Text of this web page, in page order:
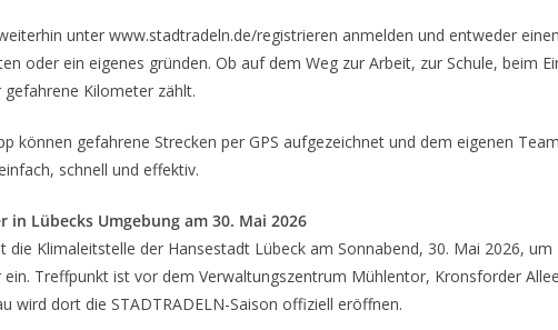
unter www.stadtradeln.de/registrieren anmelden und entweder
oder ein eigenes gründen. Ob auf dem Weg zur Arbeit, zur Schule, beim
Kilometer zählt.
können gefahrene Strecken per GPS aufgezeichnet und dem eigenen
schnell und effektiv.
Lübecks Umgebung am 30. Mai 2026
Klimaleitstelle der Hansestadt Lübeck am Sonnabend, 30. Mai 2026, um
Treffpunkt ist vor dem Verwaltungszentrum Mühlentor, Kronsforder
wird dort die STADTRADELN-Saison offiziell eröffnen.